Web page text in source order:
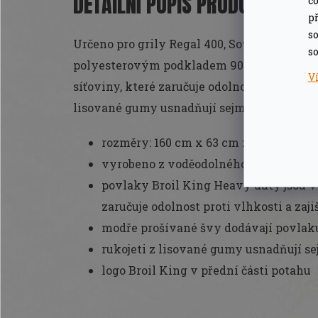
Určeno pro grily Regal 400, Sovereign XL.
polyesterovým podkladem 900D, obaly
síťoviny, které zaručuje odolnost proti
lisované gumy usnadňují sejmutí krytu,
rozměry: 160 cm x 63 cm x 117 cm
vyrobeno z voděodolného PVC s
povlaky Broil King Heavy duty jsou
zaručuje odolnost proti vlhkosti a
modře prošívané švy dodávají
rukojeti z lisované gumy usnadňují
logo Broil King v přední části potahu